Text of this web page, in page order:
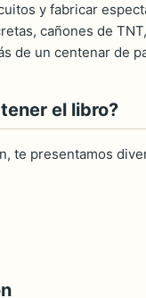
y fabricar
cañones de
de un centenar de
el libro?
te presentamos